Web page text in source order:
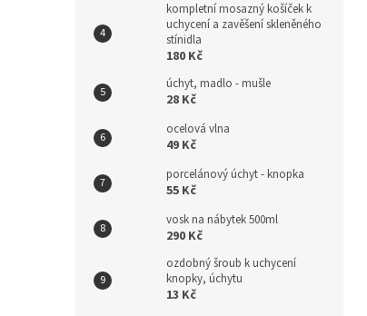
kompletní mosazný košíček k
uchycení a zavěšení skleněného
stínidla
180 Kč
úchyt, madlo - mušle
28 Kč
ocelová vlna
49 Kč
porcelánový úchyt - knopka
55 Kč
vosk na nábytek 500ml
290 Kč
ozdobný šroub k uchycení
knopky, úchytu
13 Kč